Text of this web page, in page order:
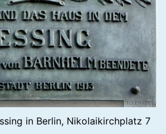
in Berlin, Nikolaikirchplatz 7